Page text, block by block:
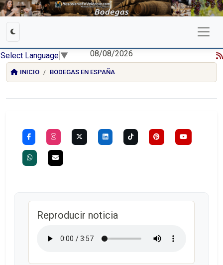
Select Language ▼ 08/08/2026
INICIO BODEGAS EN ESPAÑA
Reproducir noticia